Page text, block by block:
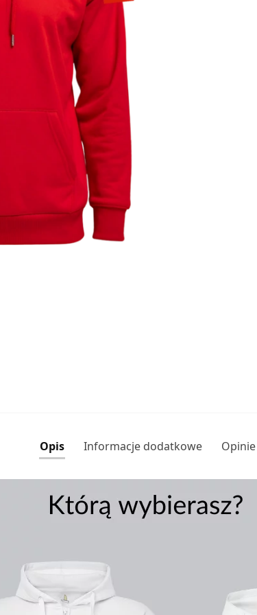
Opis Informacje dodatkowe Opinie